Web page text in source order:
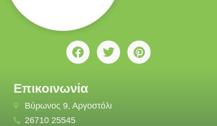
Επικοινωνία
Βύρωνος 9, Αργοστόλι
26710 25545